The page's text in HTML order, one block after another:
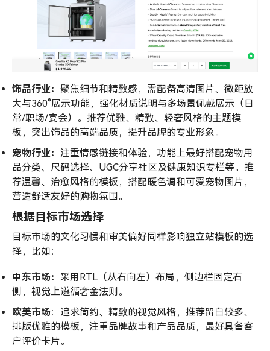
饰品行业： 聚焦细节和精致感，需配备高清图片、微距放
大与360°展示功能，强化材质说明与多场景佩戴展示（日
常/职场/宴会）。推荐优雅、精致、轻奢风格的主题模
板，突出饰品的高端品质，提升品牌的专业形象。
宠物行业： 注重情感链接和体验，功能上最好搭配宠物用
品分类、尺码选择、UGC分享社区及健康知识专栏等。推
荐温馨、治愈风格的模板，搭配暖色调和可爱宠物图片，
营造舒适友好的购物氛围。
根据目标市场选择
目标市场的文化习惯和审美偏好同样影响独立站模板的选
择，比如：
中东市场： 采用RTL（从右向左）布局，侧边栏固定右
侧，视觉上遵循奢金法则。
欧美市场：追求简约、精致的视觉风格，推荐留白较多、
排版优雅的模板，注重品牌故事和产品品质，最好具备客
户评价卡片。